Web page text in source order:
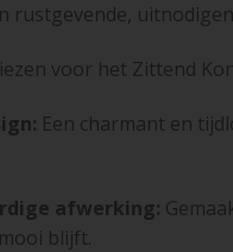
rustgevende,
voor het Zittend
Een charmant en
afwerking:
blijft.